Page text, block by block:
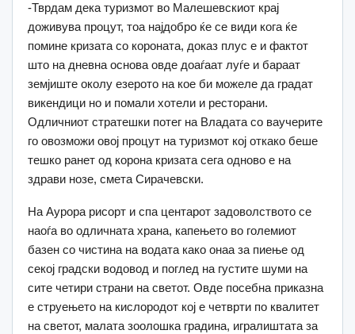
-Тврдам дека туризмот во Малешевскиот крај
доживува процут, тоа најдобро ќе се види кога ќе
помине кризата со короната, доказ плус е и фактот
што на дневна основа овде доаѓаат луѓе и бараат
земјиште околу езерото на кое би можеле да градат
викендици но и помали хотели и ресторани.
Одличниот стратешки потег на Владата со ваучерите
го овозможи овој процут на туризмот кој откако беше
тешко ранет од корона кризата сега одново е на
здрави нозе, смета Сирачевски.
На Аурора рисорт и спа центарот задоволството се
наоѓа во одличната храна, капењето во големиот
базен со чистина на водата како онаа за пиење од
секој градски водовод и поглед на густите шуми на
сите четири страни на светот. Овде посебна приказна
е струењето на кислородот кој е четврти по квалитет
на светот, малата зоолошка градина, игралиштата за